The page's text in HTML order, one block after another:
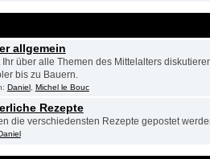
allgemein
Ihr über alle Themen des Mittelalters
bis zu Bauern.
Daniel, Michel le Bouc
Rezepte
die verschiedensten Rezepte gepostet